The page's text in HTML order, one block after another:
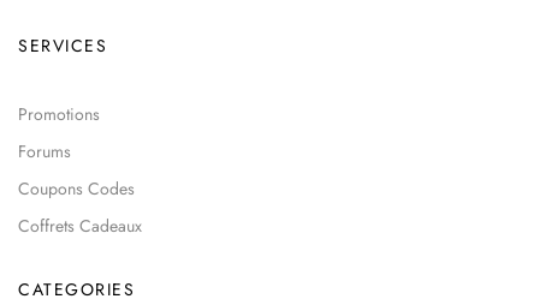
SERVICES
Promotions
Forums
Coupons Codes
Coffrets Cadeaux
CATEGORIES